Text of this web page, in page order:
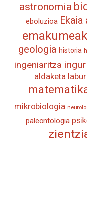
astronomia
eboluzioa Ekaia
emakumeak
geologia historia
ingeniaritza
aldaketa
mikrobiologia
paleontologia